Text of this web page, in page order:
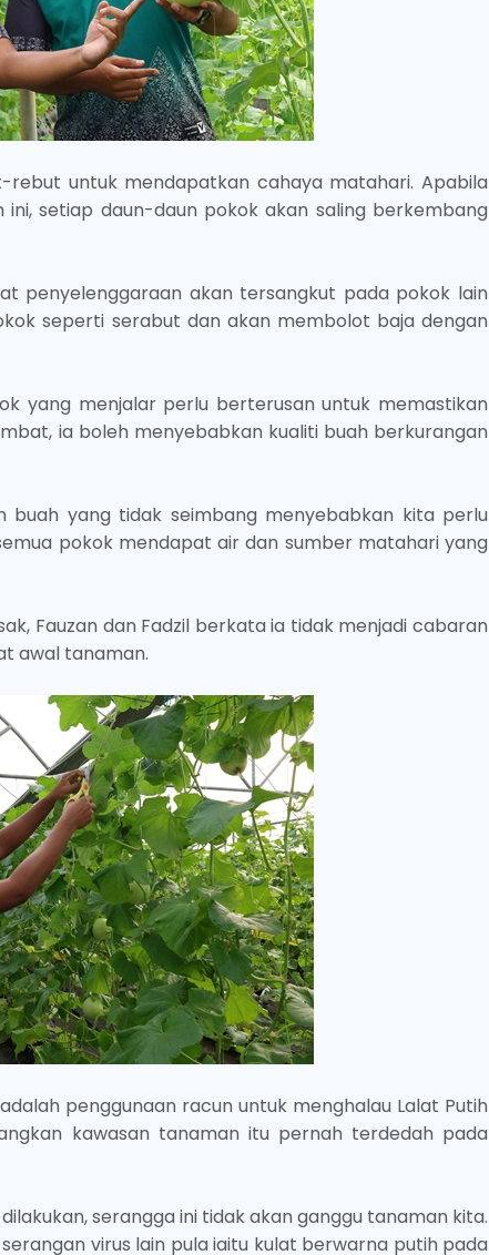
untuk mendapatkan cahaya matahari. Apabila
setiap daun-daun pokok akan saling berkembang
penyelenggaraan akan tersangkut pada pokok lain
seperti serabut dan akan membolot baja dengan
yang menjalar perlu berterusan untuk memastikan
ia boleh menyebabkan kualiti buah berkurangan
buah yang tidak seimbang menyebabkan kita perlu
pokok mendapat air dan sumber matahari yang
Fauzan dan Fadzil berkata ia tidak menjadi cabaran
awal tanaman.
penggunaan racun untuk menghalau Lalat Putih
kawasan tanaman itu pernah terdedah pada
serangga ini tidak akan ganggu tanaman kita.
virus lain pula iaitu kulat berwarna putih pada